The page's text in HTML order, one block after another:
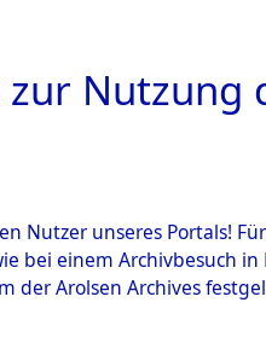
Nutzung
Nutzer unseres Portals!
bei einem Archivbesuch
der Arolsen Archives